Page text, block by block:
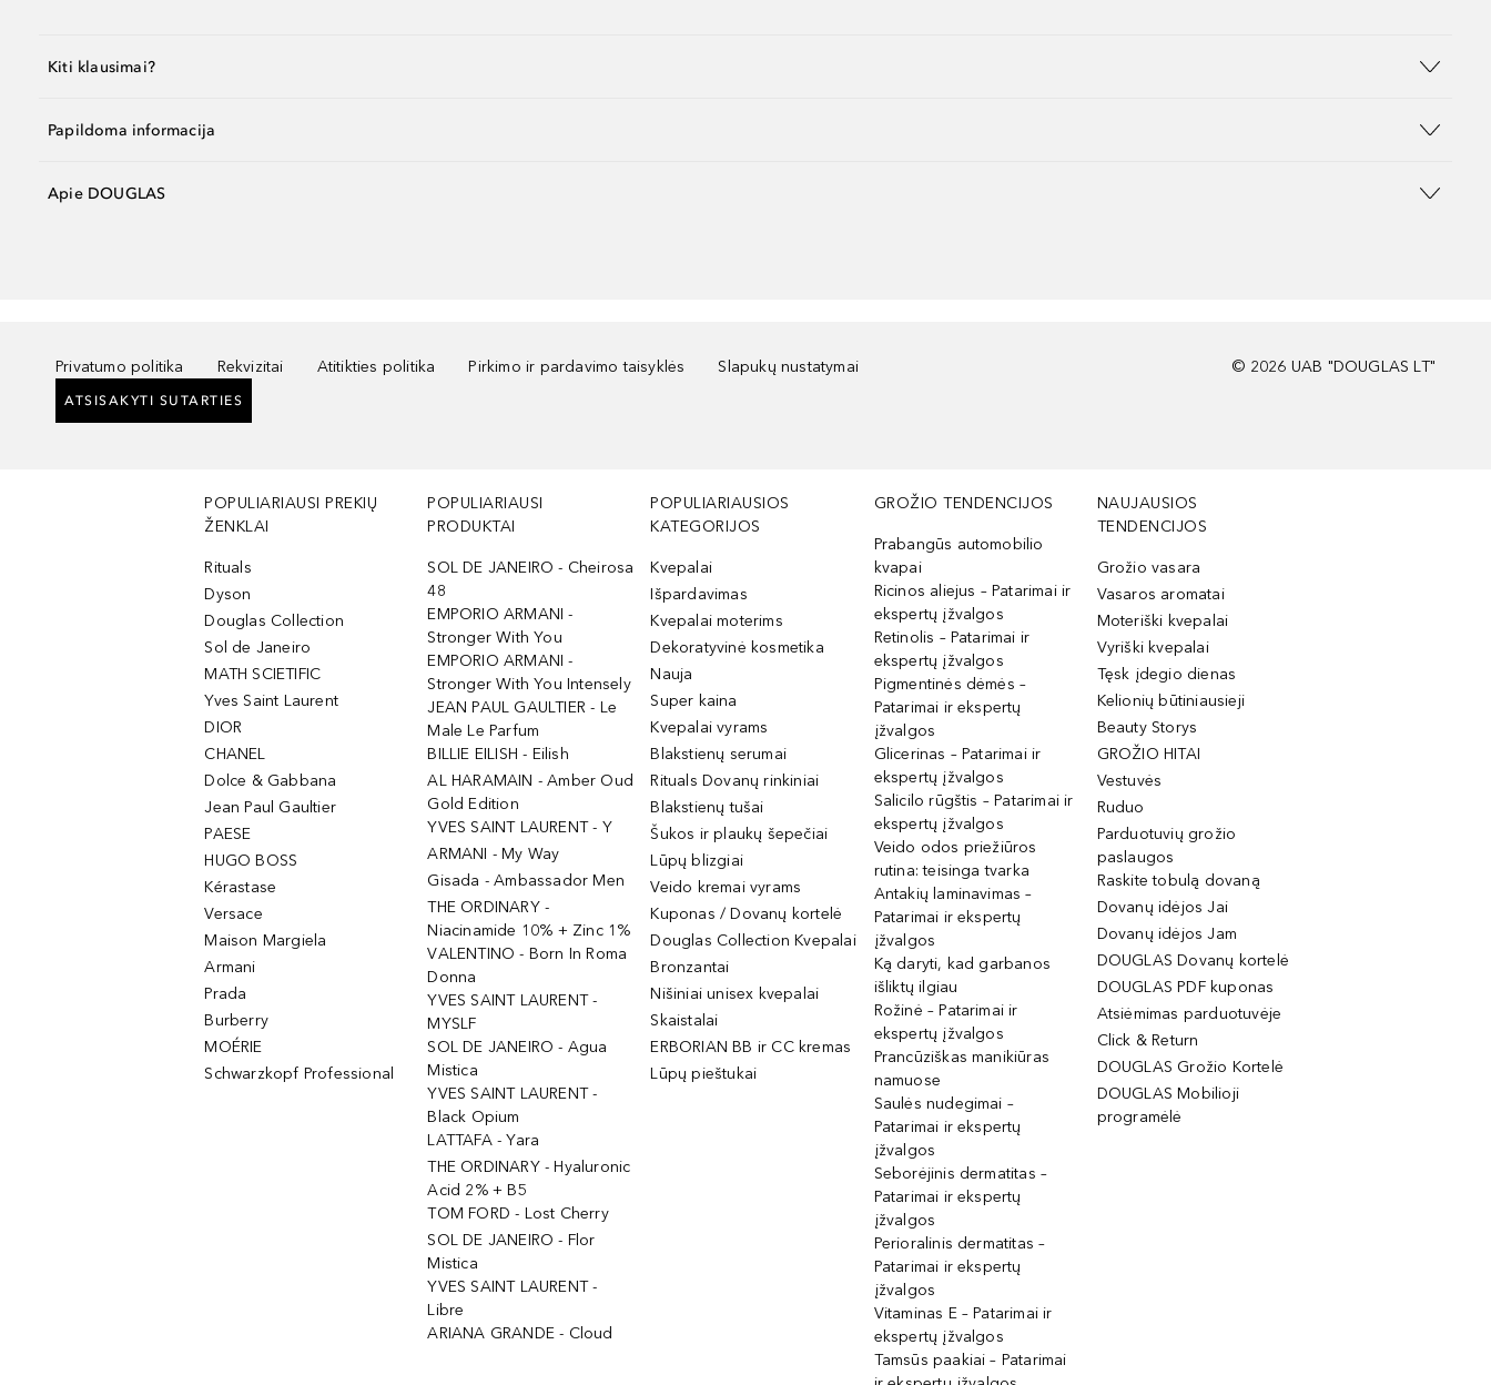
Kiti klausimai?
Papildoma informacija
Apie DOUGLAS
Privatumo politika Rekvizitai Atitikties politika Pirkimo ir pardavimo taisyklės Slapukų nustatymai
ATSISAKYTI SUTARTIES
© 2026 UAB "DOUGLAS LT"
POPULIARIAUSI PREKIŲ
ŽENKLAI
Rituals
Dyson
Douglas Collection
Sol de Janeiro
MATH SCIETIFIC
Yves Saint Laurent
DIOR
CHANEL
Dolce & Gabbana
Jean Paul Gaultier
PAESE
HUGO BOSS
Kérastase
Versace
Maison Margiela
Armani
Prada
Burberry
MOÉRIE
Schwarzkopf Professional
POPULIARIAUSI
PRODUKTAI
SOL DE JANEIRO - Cheirosa
48
EMPORIO ARMANI -
Stronger With You
EMPORIO ARMANI -
Stronger With You Intensely
JEAN PAUL GAULTIER - Le
Male Le Parfum
BILLIE EILISH - Eilish
AL HARAMAIN - Amber Oud
Gold Edition
YVES SAINT LAURENT - Y
ARMANI - My Way
Gisada - Ambassador Men
THE ORDINARY -
Niacinamide 10% + Zinc 1%
VALENTINO - Born In Roma
Donna
YVES SAINT LAURENT -
MYSLF
SOL DE JANEIRO - Agua
Mistica
YVES SAINT LAURENT -
Black Opium
LATTAFA - Yara
THE ORDINARY - Hyaluronic
Acid 2% + B5
TOM FORD - Lost Cherry
SOL DE JANEIRO - Flor
Mistica
YVES SAINT LAURENT -
Libre
ARIANA GRANDE - Cloud
POPULIARIAUSIOS
KATEGORIJOS
Kvepalai
Išpardavimas
Kvepalai moterims
Dekoratyvinė kosmetika
Nauja
Super kaina
Kvepalai vyrams
Blakstienų serumai
Rituals Dovanų rinkiniai
Blakstienų tušai
Šukos ir plaukų šepečiai
Lūpų blizgiai
Veido kremai vyrams
Kuponas / Dovanų kortelė
Douglas Collection Kvepalai
Bronzantai
Nišiniai unisex kvepalai
Skaistalai
ERBORIAN BB ir CC kremas
Lūpų pieštukai
GROŽIO TENDENCIJOS
Prabangūs automobilio
kvapai
Ricinos aliejus – Patarimai ir
ekspertų įžvalgos
Retinolis – Patarimai ir
ekspertų įžvalgos
Pigmentinės dėmės –
Patarimai ir ekspertų
įžvalgos
Glicerinas – Patarimai ir
ekspertų įžvalgos
Salicilo rūgštis – Patarimai ir
ekspertų įžvalgos
Veido odos priežiūros
rutina: teisinga tvarka
Antakių laminavimas –
Patarimai ir ekspertų
įžvalgos
Ką daryti, kad garbanos
išliktų ilgiau
Rožinė – Patarimai ir
ekspertų įžvalgos
Prancūziškas manikiūras
namuose
Saulės nudegimai –
Patarimai ir ekspertų
įžvalgos
Seborėjinis dermatitas –
Patarimai ir ekspertų
įžvalgos
Perioralinis dermatitas –
Patarimai ir ekspertų
įžvalgos
Vitaminas E – Patarimai ir
ekspertų įžvalgos
Tamsūs paakiai – Patarimai
NAUJAUSIOS
TENDENCIJOS
Grožio vasara
Vasaros aromatai
Moteriški kvepalai
Vyriški kvepalai
Tęsk įdegio dienas
Kelionių būtiniausieji
Beauty Storys
GROŽIO HITAI
Vestuvės
Ruduo
Parduotuvių grožio
paslaugos
Raskite tobulą dovaną
Dovanų idėjos Jai
Dovanų idėjos Jam
DOUGLAS Dovanų kortelė
DOUGLAS PDF kuponas
Atsiėmimas parduotuvėje
Click & Return
DOUGLAS Grožio Kortelė
DOUGLAS Mobilioji
programėlė